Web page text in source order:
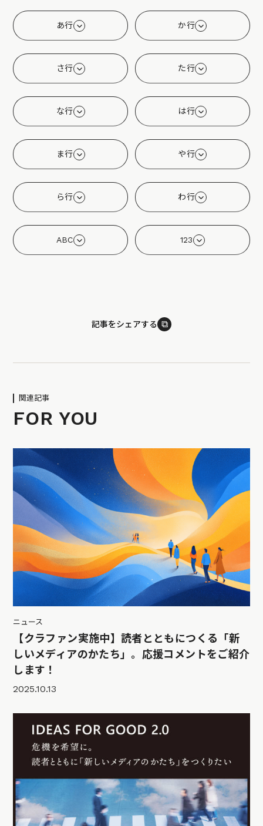
あ行 か行
さ行 た行
な行 は行
ま行 や行
ら行 わ行
ABC 123
記事をシェアする ⧉
関連記事
FOR YOU
ニュース
【クラファン実施中】読者とともにつくる「新
しいメディアのかたち」。応援コメントをご紹介
します！
2025.10.13